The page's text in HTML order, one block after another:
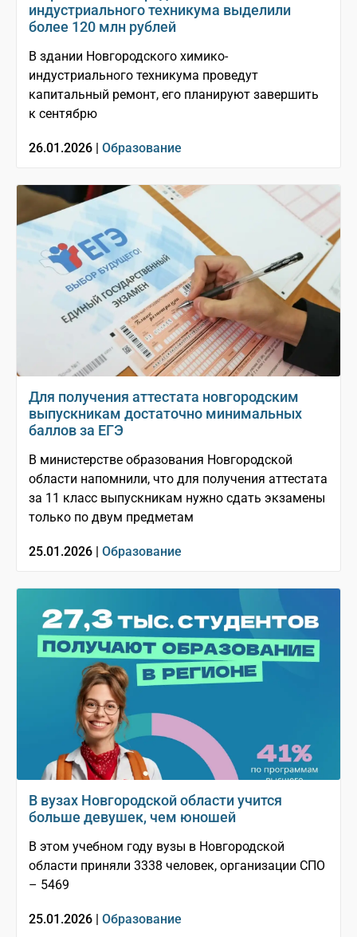
индустриального техникума выделили
более 120 млн рублей
В здании Новгородского химико-
индустриального техникума проведут
капитальный ремонт, его планируют завершить
к сентябрю
26.01.2026 | Образование
Для получения аттестата новгородским
выпускникам достаточно минимальных
баллов за ЕГЭ
В министерстве образования Новгородской
области напомнили, что для получения аттестата
за 11 класс выпускникам нужно сдать экзамены
только по двум предметам
25.01.2026 | Образование
В вузах Новгородской области учится
больше девушек, чем юношей
В этом учебном году вузы в Новгородской
области приняли 3338 человек, организации СПО
– 5469
25.01.2026 | Образование